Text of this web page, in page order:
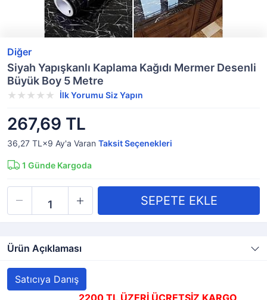
Diğer
Siyah Yapışkanlı Kaplama Kağıdı Mermer Desenli
Büyük Boy 5 Metre
İlk Yorumu Siz Yapın
267,69 TL
36,27 TL×9 Ay'a Varan Taksit Seçenekleri
1 Günde Kargoda
Ürün Açıklaması
Satıcıya Danış
2200 TL ÜZERİ ÜCRETSİZ KARGO